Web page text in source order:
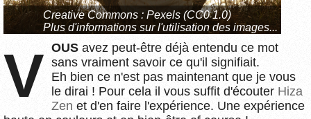
Creative Commons : Pexels (CC0 1.0)
Plus d'informations sur l'utilisation des images...
VOUS avez peut-être déjà entendu ce mot
sans vraiment savoir ce qu'il signifiait.
Eh bien ce n'est pas maintenant que je vous
le dirai ! Pour cela il vous suffit d'écouter Hiza
Zen et d'en faire l'expérience. Une expérience